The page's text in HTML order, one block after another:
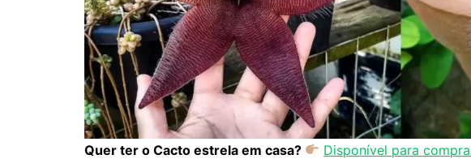
Quer ter o Cacto estrela em casa?
Disponível para